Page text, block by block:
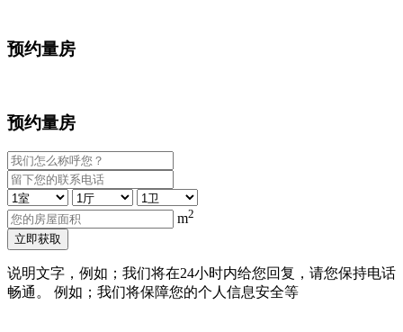
预约量房
预约量房
m2
立即获取
说明文字，例如；我们将在24小时内给您回复，请您保持电话
畅通。 例如；我们将保障您的个人信息安全等